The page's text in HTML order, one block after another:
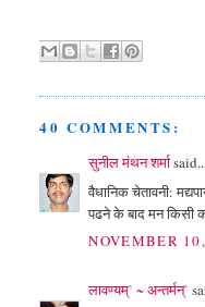
40 COMMENTS:
सुनील मंथन शर्मा
वैधानिक चेतावनी:
पढने के बाद मन किसी
NOVEMBER
लावण्यम्` ~ अन्तर्मन्`